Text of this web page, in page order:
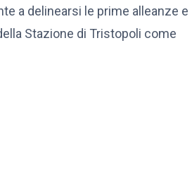
a delinearsi le prime alleanze e
Stazione di Tristopoli come